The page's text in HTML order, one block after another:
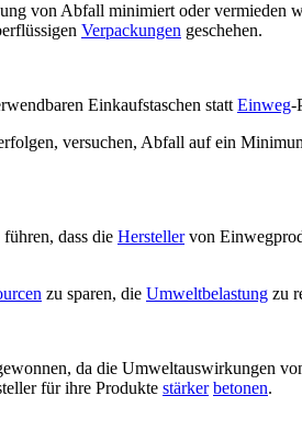
von Abfall minimiert oder vermieden
Verpackungen geschehen.
Einkaufstaschen statt Einweg-
versuchen, Abfall auf ein
dass die Herstellervon
zu sparen, die Umweltbelastung zu
da die Umweltauswirkungen
für ihre Produkte stärker betonen.